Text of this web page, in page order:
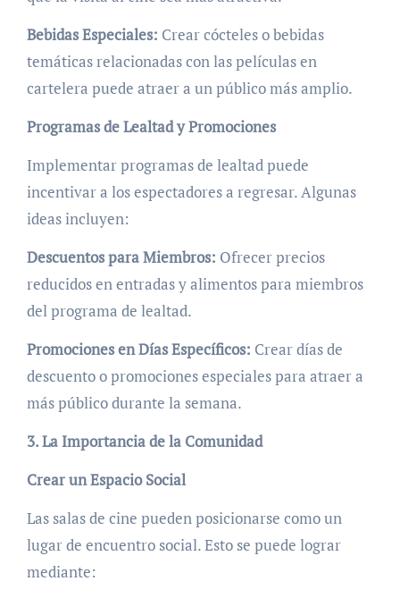
Bebidas Especiales: Crear cócteles o bebidas
temáticas relacionadas con las películas en
cartelera puede atraer a un público más amplio.
Programas de Lealtad y Promociones
Implementar programas de lealtad puede
incentivar a los espectadores a regresar. Algunas
ideas incluyen:
Descuentos para Miembros: Ofrecer precios
reducidos en entradas y alimentos para miembros
del programa de lealtad.
Promociones en Días Específicos: Crear días de
descuento o promociones especiales para atraer a
más público durante la semana.
3. La Importancia de la Comunidad
Crear un Espacio Social
Las salas de cine pueden posicionarse como un
lugar de encuentro social. Esto se puede lograr
mediante: